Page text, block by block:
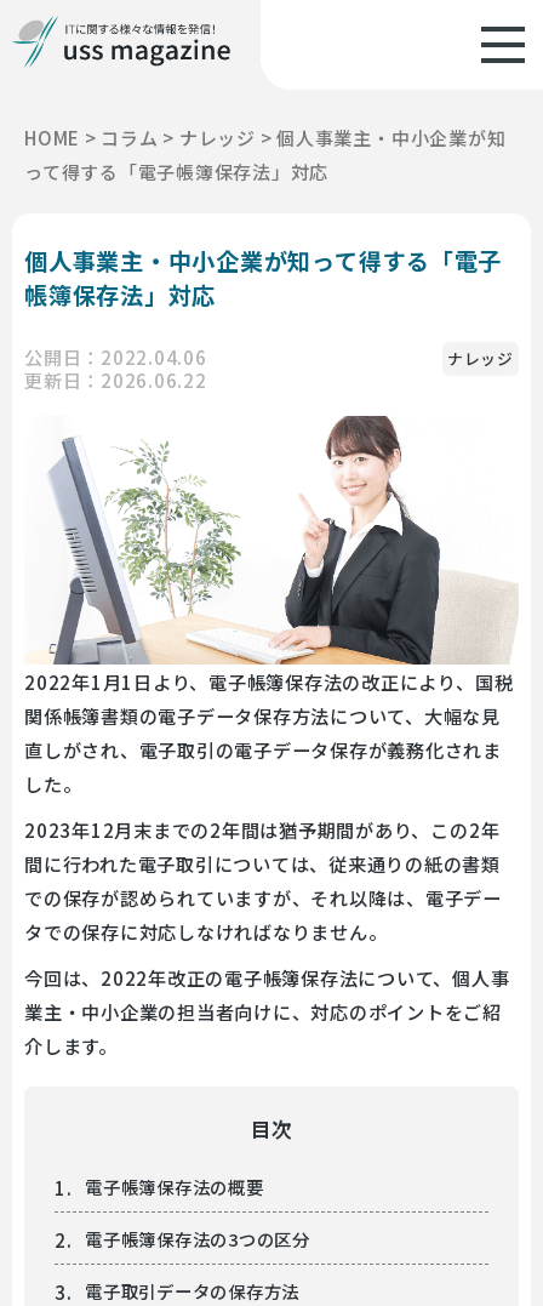
HOME > コラム > ナレッジ >個人事業主・中小企業が知
って得する「電子帳簿保存法」対応
個人事業主・中小企業が知って得する「電子
帳簿保存法」対応
公開日：2022.04.06
更新日：2026.06.22
ナレッジ
2022年1月1日より、電子帳簿保存法の改正により、国税
関係帳簿書類の電子データ保存方法について、大幅な見
直しがされ、電子取引の電子データ保存が義務化されま
した。
2023年12月末までの2年間は猶予期間があり、この2年
間に行われた電子取引については、従来通りの紙の書類
での保存が認められていますが、それ以降は、電子デー
タでの保存に対応しなければなりません。
今回は、2022年改正の電子帳簿保存法について、個人事
業主・中小企業の担当者向けに、対応のポイントをご紹
介します。
目次
電子帳簿保存法の概要
電子帳簿保存法の3つの区分
電子取引データの保存方法